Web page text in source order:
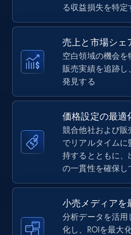
Walmart - products -
using sku numbers
URL, Final price, Sku,
Specifications, Image urls,
more.
TikTok Shop
URL, Title, Available,
price, Final price, Discount
る収益損失を特定
売上と市場シェ
空白領域の機会
販売実績を追跡
発見する
価格設定の最適
競合他社および販
でリアルタイム
持するとともに
の一貫性を確保し
小売メディアを
分析データを活
化し、ROIを最大